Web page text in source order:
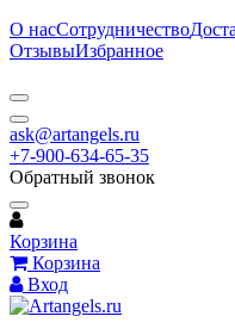
О насСотрудничество
ОтзывыИзбранное
ask@artangels.ru
+7-900-634-65-35
Обратный звонок
Корзина
Корзина
Вход